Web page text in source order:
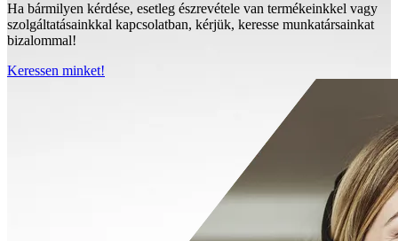
Ha bármilyen kérdése, esetleg észrevétele van termékeinkkel vagy
szolgáltatásainkkal kapcsolatban, kérjük, keresse munkatársainkat
bizalommal!
Keressen minket!